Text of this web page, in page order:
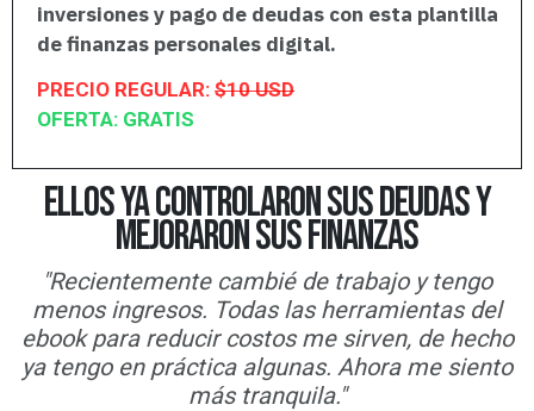
inversiones y pago de deudas con esta plantilla
de finanzas personales digital.
PRECIO REGULAR: $10 USD
OFERTA: GRATIS
ellos ya controlaron sus deudas y
mejoraron sus finanzas
"Recientemente cambié de trabajo y tengo
menos ingresos. Todas las herramientas del
ebook para reducir costos me sirven, de hecho
ya tengo en práctica algunas. Ahora me siento
más tranquila."